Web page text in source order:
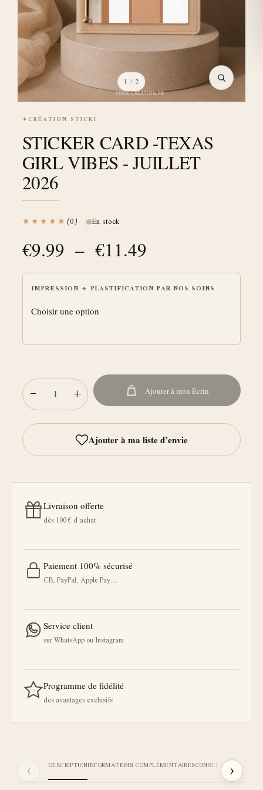
1 / 2
✦CRÉATION STICKI
STICKER CARD -TEXAS
GIRL VIBES - JUILLET
2026
★★★★★(0) En stock
€9.99 – €11.49
IMPRESSION + PLASTIFICATION PAR NOS SOINS
− + Ajouter à mon Écrin
Livraison offerte
dès 100 € d’achat
Paiement 100% sécurisé
CB, PayPal, Apple Pay…
Service client
sur WhatsApp ou Instagram
Programme de fidélité
des avantages exclusifs
‹ DESCRIPTIONINFORMATIONS COMPLÉMENTAIRESCONSEILS STICKI
›